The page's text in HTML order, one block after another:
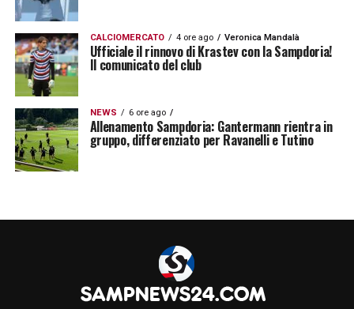
CALCIOMERCATO 4 ore ago Veronica Mandalà
Ufficiale il rinnovo di Krastev con la Sampdoria!
Il comunicato del club
NEWS 6 ore ago
Allenamento Sampdoria: Gantermann rientra in
gruppo, differenziato per Ravanelli e Tutino